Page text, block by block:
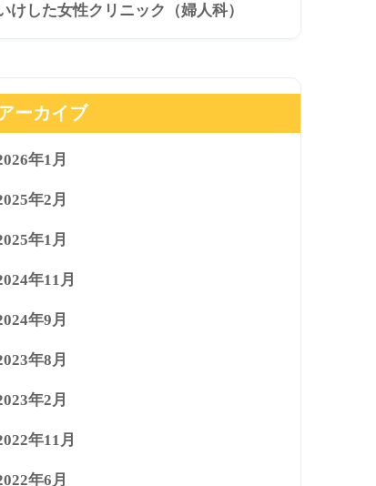
けした女性クリニック（婦人科）
ーカイブ
年1月
年2月
年1月
年11月
年9月
年8月
年2月
年11月
年6月